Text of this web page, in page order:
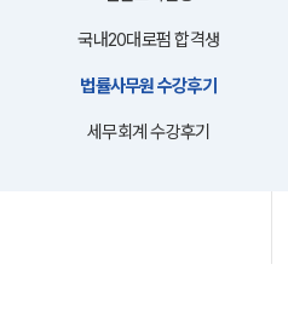
국내20대로펌 합격생
법률사무원 수강후기
세무회계 수강후기